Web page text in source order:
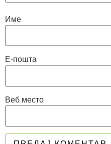
Име
Е-пошта
Веб место